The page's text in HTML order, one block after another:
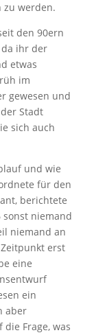
zu werden.
den 90ern
ihr der
etwas
im
gewesen und
Stadt
sich auch
und wie
für den
berichtete
sonst niemand
niemand an
erst
eine
ein
aber
Frage, was